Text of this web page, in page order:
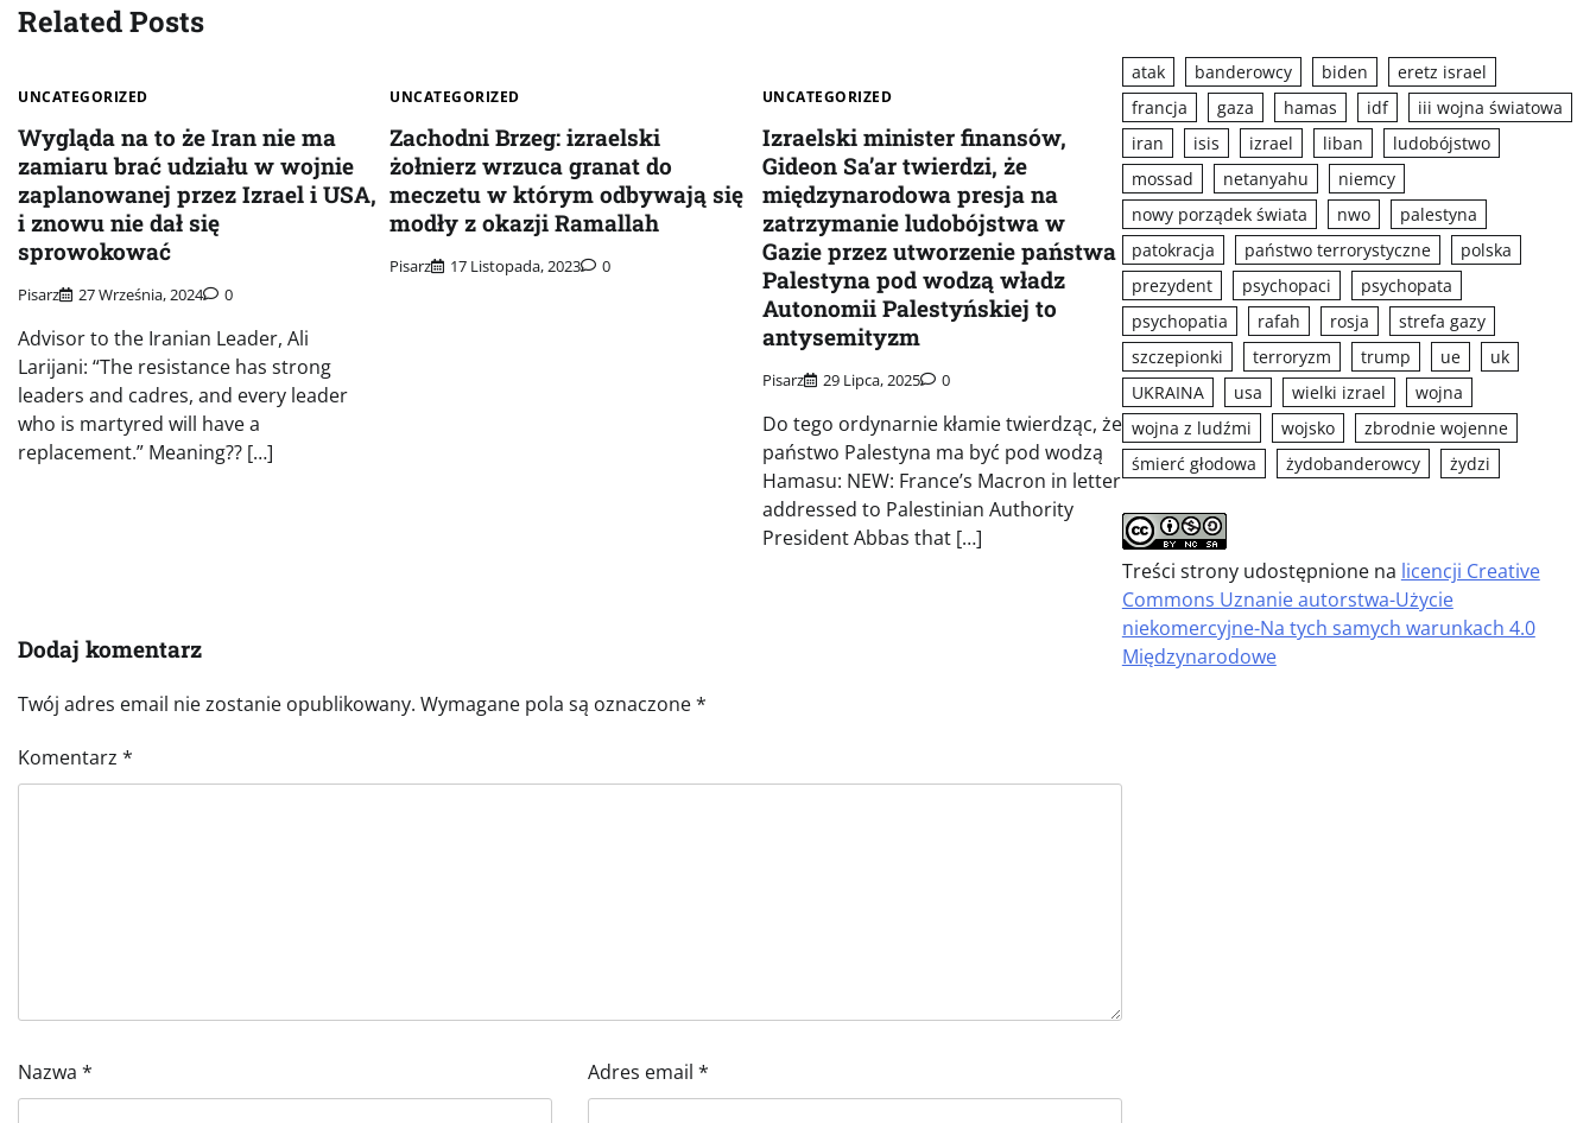
Related Posts
UNCATEGORIZED
Wygląda na to że Iran nie ma
zamiaru brać udziału w wojnie
zaplanowanej przez Izrael i USA,
i znowu nie dał się
sprowokować
Pisarz 27 Września, 2024 0
Advisor to the Iranian Leader, Ali
Larijani: “The resistance has strong
leaders and cadres, and every leader
who is martyred will have a
replacement.” Meaning?? […]
UNCATEGORIZED
Zachodni Brzeg: izraelski
żołnierz wrzuca granat do
meczetu w którym odbywają się
modły z okazji Ramallah
Pisarz 17 Listopada, 2023 0
UNCATEGORIZED
Izraelski minister finansów,
Gideon Sa’ar twierdzi, że
międzynarodowa presja na
zatrzymanie ludobójstwa w
Gazie przez utworzenie państwa
Palestyna pod wodzą władz
Autonomii Palestyńskiej to
antysemityzm
Pisarz 29 Lipca, 2025 0
Do tego ordynarnie kłamie twierdząc, że
państwo Palestyna ma być pod wodzą
Hamasu: NEW: France’s Macron in letter
addressed to Palestinian Authority
President Abbas that […]
Dodaj komentarz
Twój adres email nie zostanie opublikowany. Wymagane pola są oznaczone*
Komentarz *
Nazwa * Adres email *
atak banderowcy biden
eretz israel
francja
gaza hamas idf
iii wojna światowa
iran
isis izrael liban
ludobójstwo
mossad
netanyahu
niemcy
nowy porządek świata
nwo
palestyna
patokracja
państwo terrorystyczne
polska
prezydent
psychopaci
psychopata
psychopatia
rafah rosja
strefa gazy
szczepionki
terroryzm trump ue
uk
UKRAINA
usa wielki izrael
wojna
wojna z ludźmi
wojsko
zbrodnie wojenne
śmierć głodowa
żydobanderowcy żydzi
Treści strony udostępnione na licencji Creative
Commons Uznanie autorstwa-Użycie
niekomercyjne-Na tych samych warunkach 4.0
Międzynarodowe